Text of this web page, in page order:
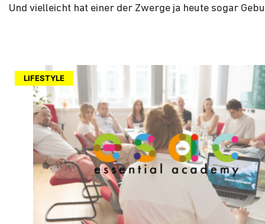
Und vielleicht hat einer der Zwerge ja heute sogar
LIFESTYLE